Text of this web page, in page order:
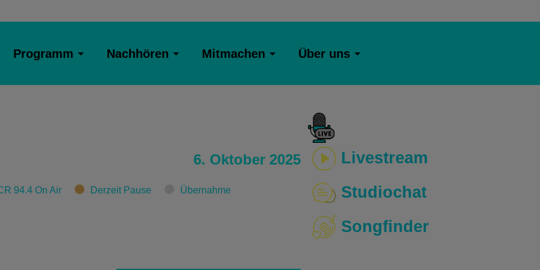
Programm Nachhören Mitmachen Über uns
6. Oktober 2025
94.4 On Air Derzeit Pause Übernahme
Livestream
Studiochat
Songfinder